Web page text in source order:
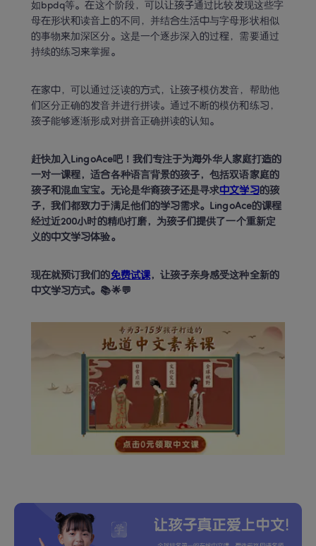
如bpdq等。在这个阶段，可以让孩子通过比较发现这些字
母在形状和读音上的不同，并结合生活中与字母形状相似
的事物来加深区分。这是一个逐步深入的过程，需要通过
持续的练习来掌握。
在家中，可以通过泛读的方式，让孩子模仿发音，帮助他
们区分正确的发音并进行拼读。通过不断的模仿和练习，
孩子能够逐渐形成对拼音正确拼读的认知。
赶快加入LingoAce吧！我们专注于为海外华人家庭打造的
一对一课程，适合各种语言背景的孩子，包括双语家庭的
孩子和混血宝宝。无论是华裔孩子还是寻求中文学习的孩
子，我们都致力于满足他们的学习需求。LingoAce的课程
经过近200小时的精心打磨，为孩子们提供了一个重新定
现在就预订我们的免费试课，让孩子亲身感受这种全新的
中文学习方式。📚🌟💬